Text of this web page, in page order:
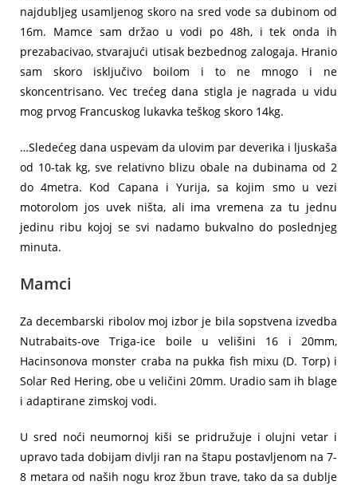
najdubljeg usamljenog skoro na sred vode sa dubinom od
16m. Mamce sam držao u vodi po 48h, i tek onda ih
prezabacivao, stvarajući utisak bezbednog zalogaja. Hranio
sam skoro isključivo boilom i to ne mnogo i ne
skoncentrisano. Vec trećeg dana stigla je nagrada u vidu
mog prvog Francuskog lukavka teškog skoro 14kg.
…Sledećeg dana uspevam da ulovim par deverika i ljuskaša
od 10-tak kg, sve relativno blizu obale na dubinama od 2
do 4metra. Kod Capana i Yurija, sa kojim smo u vezi
motorolom jos uvek ništa, ali ima vremena za tu jednu
jedinu ribu kojoj se svi nadamo bukvalno do poslednjeg
minuta.
Mamci
Za decembarski ribolov moj izbor je bila sopstvena izvedba
Nutrabaits-ove Triga-ice boile u velišini 16 i 20mm,
Hacinsonova monster craba na pukka fish mixu (D. Torp) i
Solar Red Hering, obe u veličini 20mm. Uradio sam ih blage
i adaptirane zimskoj vodi.
U sred noći neumornoj kiši se pridružuje i olujni vetar i
upravo tada dobijam divlji ran na štapu postavljenom na 7-
8 metara od naših nogu kroz žbun trave, tako da sa dublje